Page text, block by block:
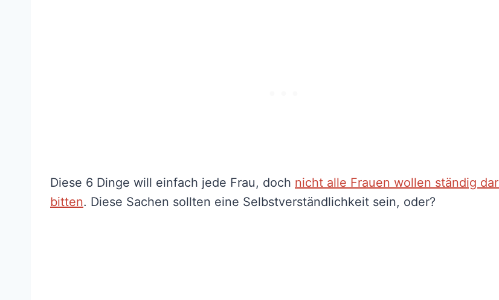
Diese 6 Dinge will einfach jede Frau, doch nicht alle Frauen wollen ständig
bitten. Diese Sachen sollten eine Selbstverständlichkeit sein, oder?